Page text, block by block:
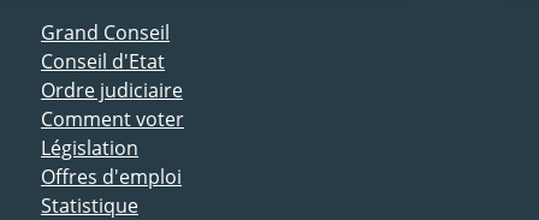
ACCÈS DIRECT
Grand Conseil
Conseil d'Etat
Ordre judiciaire
Comment voter
Législation
Offres d'emploi
Statistique